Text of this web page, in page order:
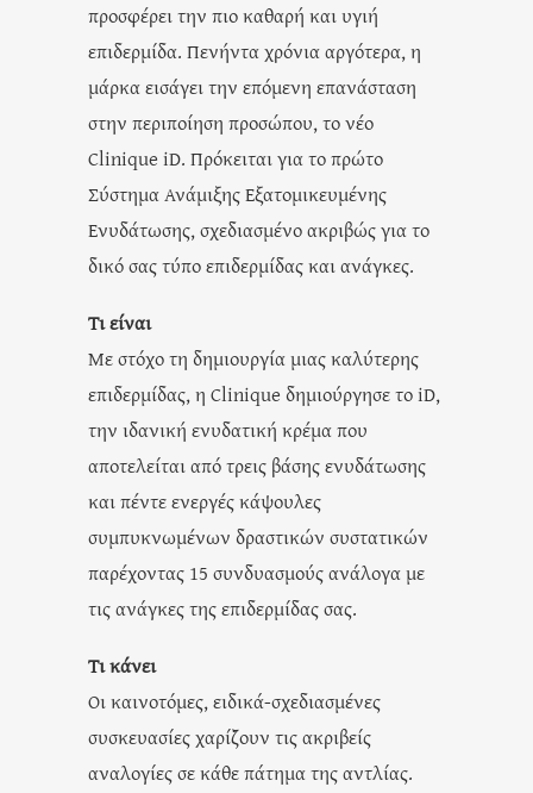
προσφέρει την πιο καθαρή και υγιή
επιδερμίδα. Πενήντα χρόνια αργότερα, η
μάρκα εισάγει την επόμενη επανάσταση
στην περιποίηση προσώπου, το νέο
Clinique iD. Πρόκειται για το πρώτο
Σύστημα Ανάμιξης Εξατομικευμένης
Ενυδάτωσης, σχεδιασμένο ακριβώς για το
δικό σας τύπο επιδερμίδας και ανάγκες.
Τι είναι
Με στόχο τη δημιουργία μιας καλύτερης
επιδερμίδας, η Clinique δημιούργησε το iD,
την ιδανική ενυδατική κρέμα που
αποτελείται από τρεις βάσης ενυδάτωσης
και πέντε ενεργές κάψουλες
συμπυκνωμένων δραστικών συστατικών
παρέχοντας 15 συνδυασμούς ανάλογα με
τις ανάγκες της επιδερμίδας σας.
Τι κάνει
Οι καινοτόμες, ειδικά-σχεδιασμένες
συσκευασίες χαρίζουν τις ακριβείς
αναλογίες σε κάθε πάτημα της αντλίας.